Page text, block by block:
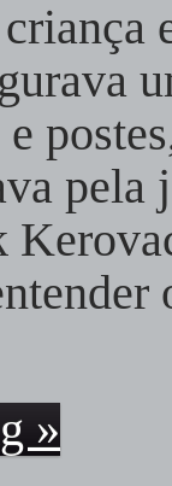
pela
»